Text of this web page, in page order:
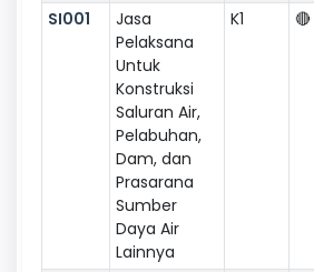
SI001
Jasa
Pelaksana
Untuk
Konstruksi
Saluran Air,
Pelabuhan,
Dam, dan
Prasarana
Sumber
Daya Air
Lainnya
K1 🔴